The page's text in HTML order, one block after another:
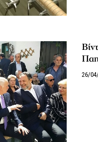
26/